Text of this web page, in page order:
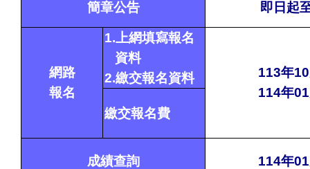
簡章公告 即日起
網路
報名
1. 上網填寫報名
資料
2.繳交報名資料 113年10
114年01
繳交報名費
成績查詢 114年01